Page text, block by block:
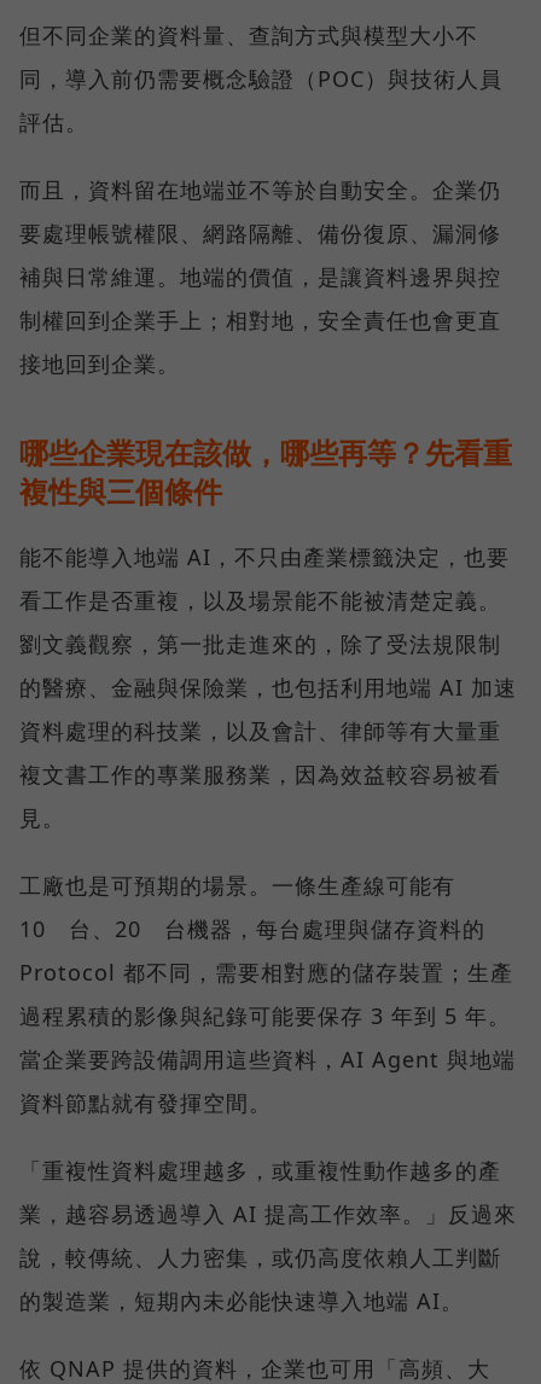
但不同企業的資料量、查詢方式與模型大小不
同，導入前仍需要概念驗證（POC）與技術人員
評估。
而且，資料留在地端並不等於自動安全。企業仍
要處理帳號權限、網路隔離、備份復原、漏洞修
補與日常維運。地端的價值，是讓資料邊界與控
制權回到企業手上；相對地，安全責任也會更直
接地回到企業。
哪些企業現在該做，哪些再等？先看重
複性與三個條件
能不能導入地端 AI，不只由產業標籤決定，也要
看工作是否重複，以及場景能不能被清楚定義。
劉文義觀察，第一批走進來的，除了受法規限制
的醫療、金融與保險業，也包括利用地端 AI 加速
資料處理的科技業，以及會計、律師等有大量重
複文書工作的專業服務業，因為效益較容易被看
見。
工廠也是可預期的場景。一條生產線可能有
10 台、20 台機器，每台處理與儲存資料的
Protocol 都不同，需要相對應的儲存裝置；生產
過程累積的影像與紀錄可能要保存 3 年到 5 年。
當企業要跨設備調用這些資料，AI Agent 與地端
資料節點就有發揮空間。
「重複性資料處理越多，或重複性動作越多的產
業，越容易透過導入 AI 提高工作效率。」反過來
說，較傳統、人力密集，或仍高度依賴人工判斷
的製造業，短期內未必能快速導入地端 AI。
依 QNAP 提供的資料，企業也可用「高頻、大